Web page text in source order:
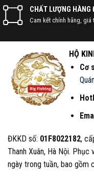
CHẤT LƯỢNG HÀNG
Cam kết chính hãng, giá
HỘ
Cơ
ĐKKD số: 01F8022182,
Thanh Xuân, Hà Nội.
ngày trong tuần, bao gồm